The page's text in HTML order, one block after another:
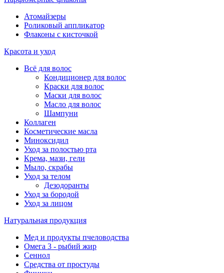
Атомайзеры
Роликовый аппликатор
Флаконы с кисточкой
Красота и уход
Всё для волос
Кондиционер для волос
Краски для волос
Маски для волос
Масло для волос
Шампуни
Коллаген
Косметические масла
Миноксидил
Уход за полостью рта
Крема, мази, гели
Мыло, скрабы
Уход за телом
Дезодоранты
Уход за бородой
Уход за лицом
Натуральная продукция
Мед и продукты пчеловодства
Омега 3 - рыбий жир
Сеннол
Средства от простуды